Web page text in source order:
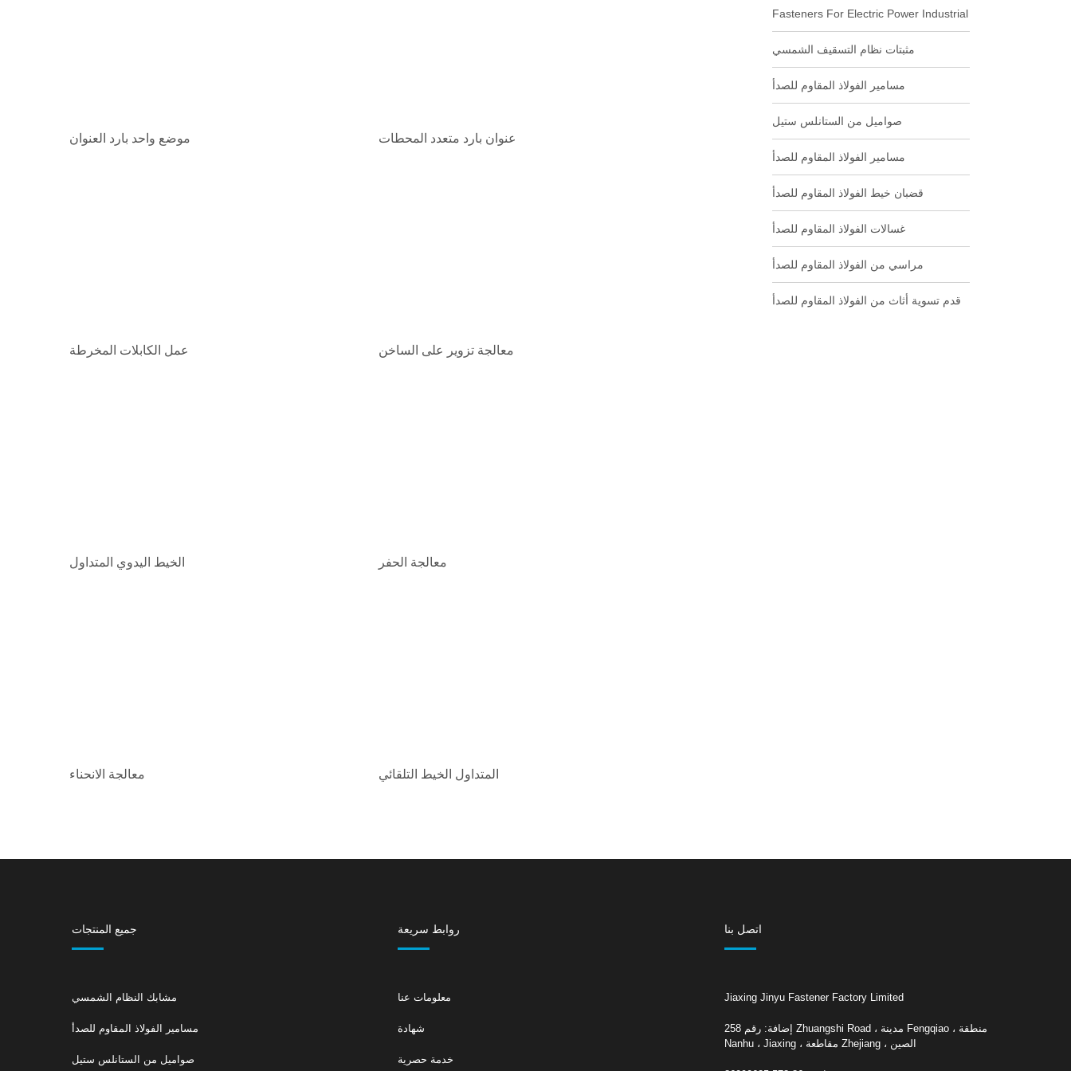
موضع واحد بارد العنوان عنوان بارد متعدد المحطات
عمل الكابلات المخرطة معالجة تزوير على الساخن
الخيط اليدوي المتداول معالجة الحفر
معالجة الانحناء المتداول الخيط التلقائي
Fasteners For Electric Power Industrial
مثبتات نظام التسقيف الشمسي
مسامير الفولاذ المقاوم للصدأ
صواميل من الستانلس ستيل
مسامير الفولاذ المقاوم للصدأ
قضبان خيط الفولاذ المقاوم للصدأ
غسالات الفولاذ المقاوم للصدأ
مراسي من الفولاذ المقاوم للصدأ
قدم تسوية أثاث من الفولاذ المقاوم للصدأ
جميع المنتجات
مشابك النظام الشمسي
مسامير الفولاذ المقاوم للصدأ
صواميل من الستانلس ستيل
روابط سريعة
معلومات عنا
شهادة
خدمة حصرية
اتصل بنا
Jiaxing Jinyu Fastener Factory Limited
إضافة: رقم 258 Zhuangshi Road ، مدينة Fengqiao ، منطقة
Nanhu ، Jiaxing ، مقاطعة Zhejiang ، الصين